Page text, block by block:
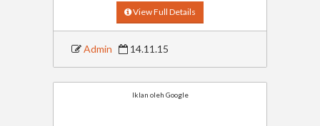
View Full Details
Admin 14.11.15
Iklan oleh Google